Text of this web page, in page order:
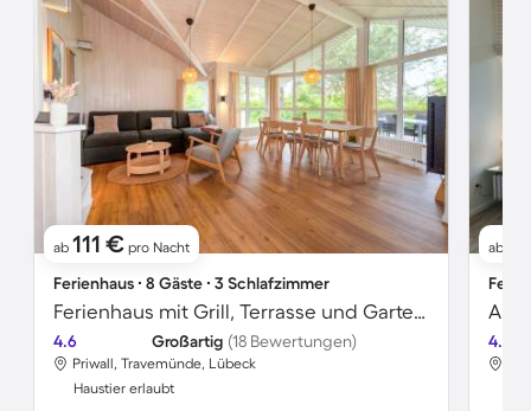
ab 111 € pro Nacht
Ferienhaus ∙ 8 Gäste ∙ 3 Schlafzimmer
Ferienhaus mit Grill, Terrasse und Garten | Gartenblick
4.6 Großartig (18 Bewertungen)
Priwall, Travemünde, Lübeck
Haustier erlaubt
ab
4.5